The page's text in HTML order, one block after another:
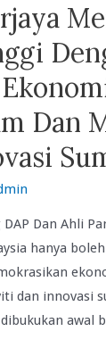
Dan
Dan Ahli
hanya
dan innovasi
awal